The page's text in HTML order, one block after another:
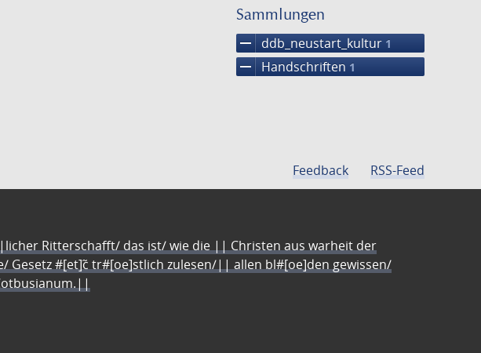
Sammlungen
remove ddb_neustart_kultur 1
remove Handschriften 1
Feedback RSS-Feed
Ritterschafft/ das ist/ wie die || Christen aus warheit der
#[et]c̃ tr#[oe]stlich zulesen/|| allen bl#[oe]den gewissen/